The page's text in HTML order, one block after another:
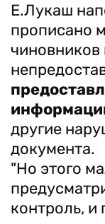
Е.Лукаш
прописано
чиновников
другие
документа.
"Но этого
контроль, и